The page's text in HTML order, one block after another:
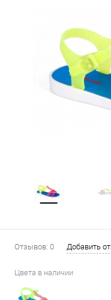
Отзывов: 0 Добавить
Цвета в наличии